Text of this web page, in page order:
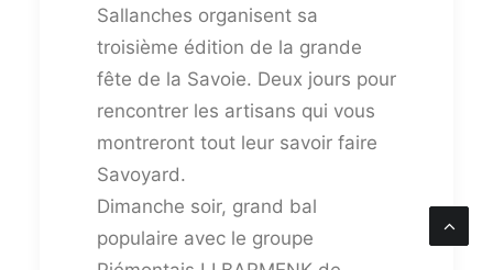
Sallanches organisent sa
troisième édition de la grande
fête de la Savoie. Deux jours pour
rencontrer les artisans qui vous
montreront tout leur savoir faire
Savoyard.
Dimanche soir, grand bal
populaire avec le groupe